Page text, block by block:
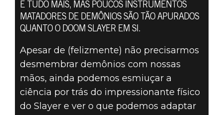
DOOM® Eternal
16 de março de 2020
EXERCITAR E
LACERAR #8 –
MENOS CARPOS
E TUDO MAIS, MAS POUCOS INSTRUMENTOS
MATADORES DE DEMÔNIOS SÃO TÃO APURADOS
QUANTO O DOOM SLAYER EM SI.
Apesar de (felizmente) não precisarmos
desmembrar demônios com nossas
mãos, ainda podemos esmiuçar a
ciência por trás do impressionante físico
do Slayer e ver o que podemos adaptar